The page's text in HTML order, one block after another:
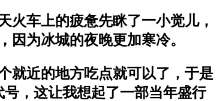
火车上的疲惫先眯了一小觉儿，
为冰城的夜晚更加寒冷。
就近的地方吃点就可以了，于是
，这让我想起了一部当年盛行